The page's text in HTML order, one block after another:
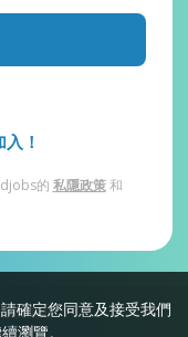
確定您同意及接受我們
瀏覽。
！
的 私隱政策和
及細則